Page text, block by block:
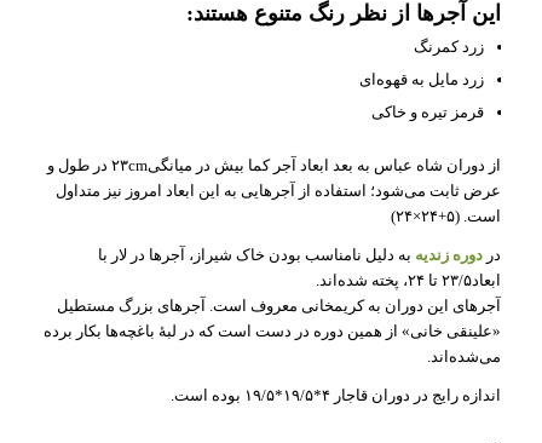
این آجرها از نظر رنگ متنوع هستند:
زرد کمرنگ
زرد مایل به قهوه‌ای
قرمز تیره و خاکی
از دوران شاه عباس به بعد ابعاد آجر کما بیش در میانگی۲۳cm در طول و
عرض ثابت می‌شود؛ استفاده از آجرهایی به این ابعاد امروز نیز متداول
است. (۵+۲۴×۲۴)
در دوره زندیه به دلیل نامناسب بودن خاک شیراز، آجرها در لار با
ابعاد۲۳/۵ تا ۲۴، پخته شده‌اند.
آجرهای این دوران به کریمخانی معروف است. آجرهای بزرگ مستطیل
«علینقی خانی» از همین دوره در دست است که در لبهٔ باغچه‌ها بکار برده
می‌شده‌اند.
اندازه رایج در دوران قاجار ۴*۱۹/۵*۱۹/۵ بوده است.